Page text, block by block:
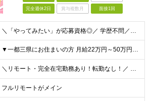
完全週休2日 賞与複数月 面接1回
＼「やってみたい」が応募資格◎／ 学歴不問／未経験歓迎／業種未経験歓迎／社会人デビュー歓迎／第二新卒歓迎／ブランクOK 経験やスキルは一切不問◎ 大切なのは「挑戦してみたい」という気持ちです！
▼一都三県にお住まいの方 月給22万円～50万円＋インセンティブ＋賞与＋各種手当 ▼上記以外の地域にお住まいの方 月給21万円～50万円＋インセンティブ＋賞与＋各種手当 ※経験・能力を考慮して決定
＼リモート・完全在宅勤務あり！転勤なし！／ 【47都道府県の好きな地域で働けます☆】 ★リモート・フルリモートも選択可能です！ └将来的には「お気に入りのカフェでテレワーク」 「日本全国、旅をしなが
フルリモートがメイン